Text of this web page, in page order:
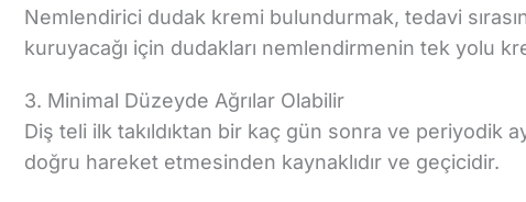
Nemlendirici dudak kremi bulundurmak, tedavi
kuruyacağı için dudakları nemlendirmenin tek yolu
3. Minimal Düzeyde Ağrılar Olabilir
Diş teli ilk takıldıktan bir kaç gün sonra ve periyodik
doğru hareket etmesinden kaynaklıdır ve geçicidir.